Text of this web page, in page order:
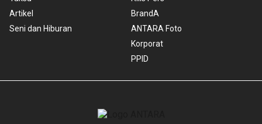
Artikel
Seni dan Hiburan
BrandA
ANTARA Foto
Korporat
PPID